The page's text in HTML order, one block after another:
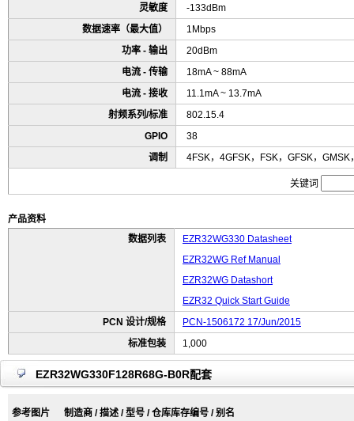
灵敏度
-133dBm
数据速率（最大值）
1Mbps
功率 - 输出
20dBm
电流 - 传输
18mA ~ 88mA
电流 - 接收
11.1mA ~ 13.7mA
射频系列/标准
802.15.4
GPIO
38
调制
4FSK，4GFSK，FSK，GFSK，GMSK
关键词
产品资料
数据列表
EZR32WG330 Datasheet
EZR32WG Ref Manual
EZR32WG Datashort
EZR32 Quick Start Guide
PCN 设计/规格
PCN-1506172 17/Jun/2015
标准包装
1,000
EZR32WG330F128R68G-B0R配套
参考图片 制造商 / 描述 / 型号 / 仓库库存编号 / 别名